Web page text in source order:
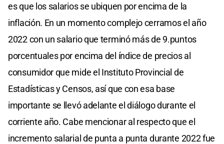
es que los salarios se ubiquen por encima de la
inflación. En un momento complejo cerramos el año
2022 con un salario que terminó más de 9.puntos
porcentuales por encima del índice de precios al
consumidor que mide el Instituto Provincial de
Estadísticas y Censos, así que con esa base
importante se llevó adelante el diálogo durante el
corriente año. Cabe mencionar al respecto que el
incremento salarial de punta a punta durante 2022 fue